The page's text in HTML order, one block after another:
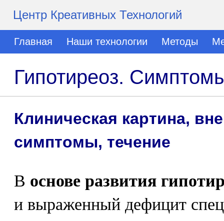
Центр Креативных Технологий
Главная Наши технологии Методы
Гипотиреоз.
Клиническая картина,
симптомы, течение
В основе развития
и выраженный дефицит